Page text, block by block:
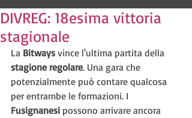
DIVREG: 18esima vittoria
stagionale
La Bitways vince l'ultima partita della
stagione regolare. Una gara che
potenzialmente può contare qualcosa
per entrambe le formazioni. I
Fusignanesi possono arrivare ancora